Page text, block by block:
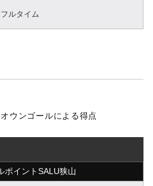
フルタイム
ウンゴールによる得点
ポイントSALU狭山